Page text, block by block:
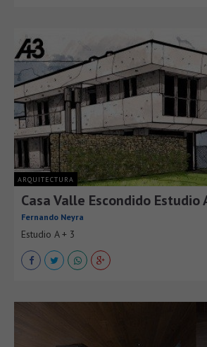
ARQUITECTURA
Casa Valle Escondido Estudio
Fernando Neyra
Estudio A + 3